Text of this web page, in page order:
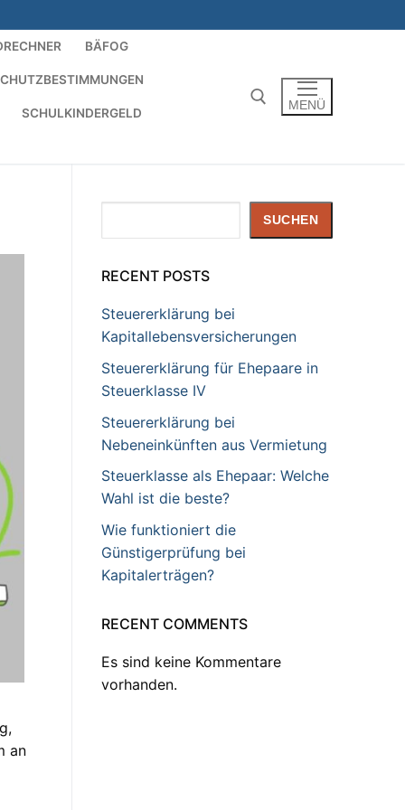
BÄFOG
SCHULKINDERGELD
MENÜ
an
SUCHEN
RECENT POSTS
Steuererklärung bei
Kapitallebensversicherungen
Steuererklärung für Ehepaare in
Steuerklasse IV
Steuererklärung bei
Nebeneinkünften aus Vermietung
Steuerklasse als Ehepaar: Welche
Wahl ist die beste?
Wie funktioniert die
Günstigerprüfung bei
Kapitalerträgen?
RECENT COMMENTS
Es sind keine Kommentare
vorhanden.